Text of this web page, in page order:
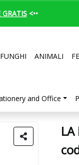
<••
FUNGHI ANIMALI
and Office
LA